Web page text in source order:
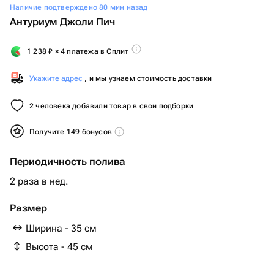
Наличие подтверждено 80 мин назад
Антуриум Джоли Пич
1 238₽ × 4 платежа в Сплит
Укажите адрес , и мы узнаем стоимость доставки
2 человека добавили товар в свои подборки
Получите 149 бонусов
Периодичность полива
2 раза в нед.
Размер
Ширина - 35 см
Высота - 45 см